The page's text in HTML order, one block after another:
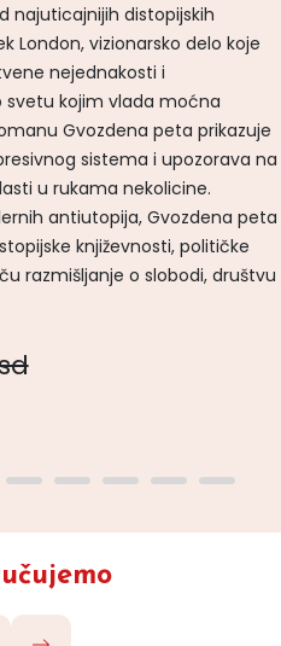
najuticajnijih distopijskih
London, vizionarsko delo koje
nejednakosti i
svetu kojim vlada moćna
Gvozdena peta prikazuje
sistema i upozorava na
u rukama nekolicine.
antiutopija, Gvozdena peta
književnosti, političke
razmišljanje o slobodi, društvu